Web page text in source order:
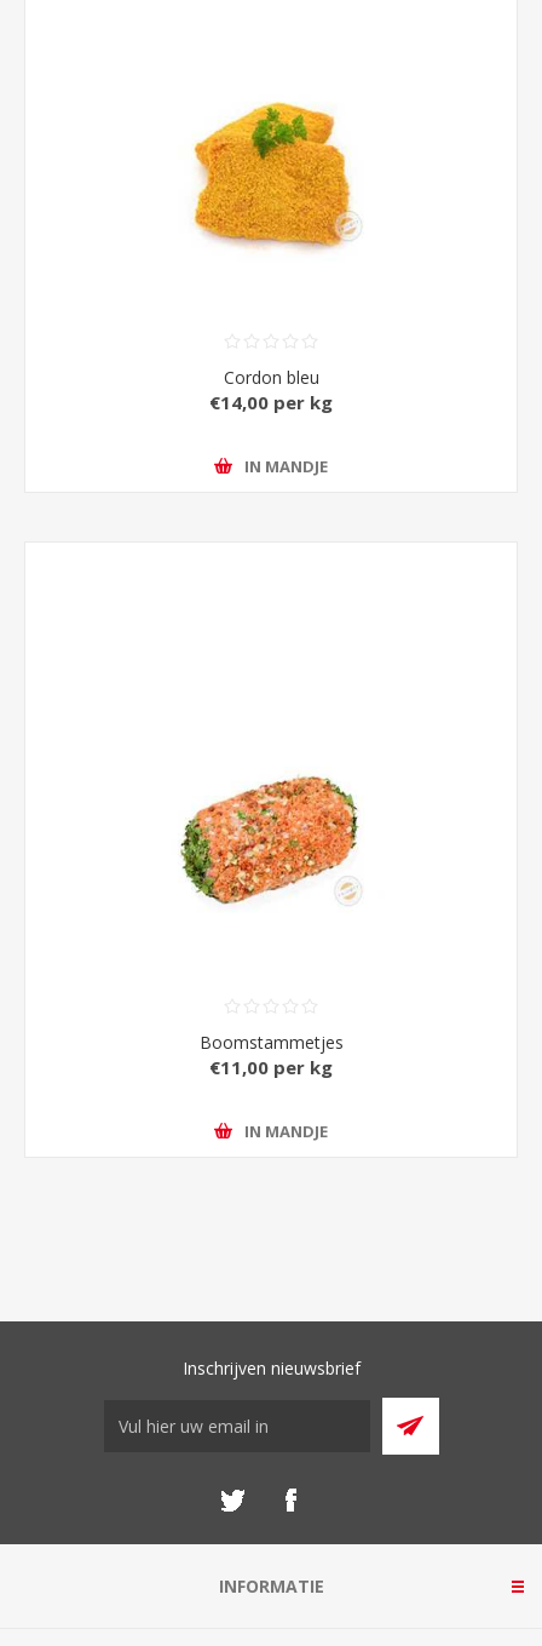
Cordon bleu
€14,00 per kg
IN MANDJE
Boomstammetjes
€11,00 per kg
IN MANDJE
Inschrijven nieuwsbrief
INFORMATIE